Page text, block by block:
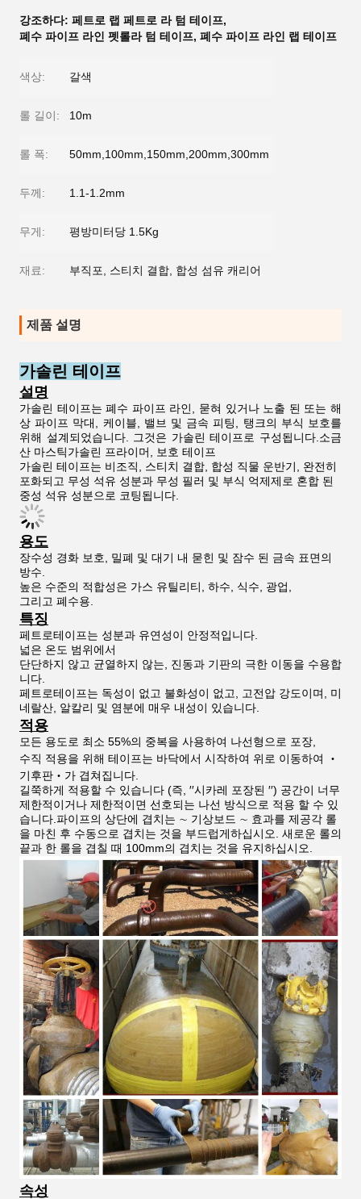
강조하다: 페트로 랩 페트로 라 텀 테이프,
폐수 파이프 라인 펫롤라 텀 테이프, 폐수 파이프 라인 랩 테이프
색상: 갈색
롤 길이: 10m
롤 폭: 50mm,100mm,150mm,200mm,300mm
두께: 1.1-1.2mm
무게: 평방미터당 1.5Kg
재료: 부직포, 스티치 결합, 합성 섬유 캐리어
제품 설명
가솔린 테이프
설명
가솔린 테이프는 폐수 파이프 라인, 묻혀 있거나 노출 된 또는 해
상 파이프 막대, 케이블, 밸브 및 금속 피팅, 탱크의 부식 보호를
위해 설계되었습니다. 그것은 가솔린 테이프로 구성됩니다.소금
산 마스틱가솔린 프라이머, 보호 테이프
가솔린 테이프는 비조직, 스티치 결합, 합성 직물 운반기, 완전히
포화되고 무성 석유 성분과 무성 필러 및 부식 억제제로 혼합 된
중성 석유 성분으로 코팅됩니다.
용도
장수성 경화 보호, 밀폐 및 대기 내 묻힌 및 잠수 된 금속 표면의
방수.
높은 수준의 적합성은 가스 유틸리티, 하수, 식수, 광업,
그리고 폐수용.
특징
페트로테이프는 성분과 유연성이 안정적입니다.
넓은 온도 범위에서
단단하지 않고 균열하지 않는, 진동과 기판의 극한 이동을 수용합
니다.
페트로테이프는 독성이 없고 불화성이 없고, 고전압 강도이며, 미
네랄산, 알칼리 및 염분에 매우 내성이 있습니다.
적용
모든 용도로 최소 55%의 중복을 사용하여 나선형으로 포장,
수직 적용을 위해 테이프는 바닥에서 시작하여 위로 이동하여 ‧
기후판‧가 겹쳐집니다.
길쭉하게 적용할 수 있습니다 (즉, ′′시카레 포장된 ′′) 공간이 너무
제한적이거나 제한적이면 선호되는 나선 방식으로 적용 할 수 있
습니다.파이프의 상단에 겹치는 ∼ 기상보드 ∼ 효과를 제공각 롤
을 마친 후 수동으로 겹치는 것을 부드럽게하십시오. 새로운 롤의
끝과 한 롤을 겹칠 때 100mm의 겹치는 것을 유지하십시오.
속성